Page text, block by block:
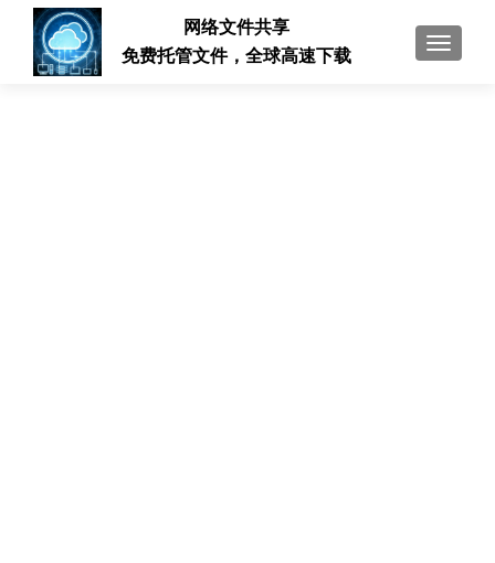
切换导
网络文件共享
免费托管文件，全球高速下载